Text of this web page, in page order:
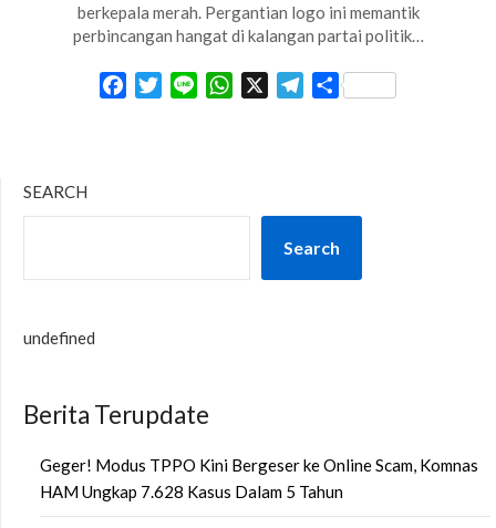
berkepala merah. Pergantian logo ini memantik
perbincangan hangat di kalangan partai politik…
FacebookTwitterLine WhatsApp Telegram
Share
SEARCH
Search
undefined
Berita Terupdate
Geger! Modus TPPO Kini Bergeser ke Online Scam, Komnas
HAM Ungkap 7.628 Kasus Dalam 5 Tahun